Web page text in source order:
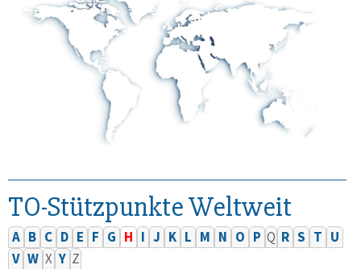
TO-Stützpunkte Weltweit
A B C D E F G H I J K L M N O P Q R S T U
V W X Y Z